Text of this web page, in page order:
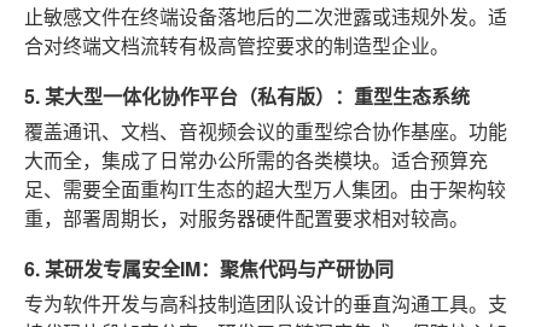
止敏感文件在终端设备落地后的二次泄露或违规外发。适
合对终端文档流转有极高管控要求的制造型企业。
5. 某大型一体化协作平台（私有版）：重型生态系统
覆盖通讯、文档、音视频会议的重型综合协作基座。功能
大而全，集成了日常办公所需的各类模块。适合预算充
足、需要全面重构IT生态的超大型万人集团。由于架构较
重，部署周期长，对服务器硬件配置要求相对较高。
6. 某研发专属安全IM：聚焦代码与产研协同
专为软件开发与高科技制造团队设计的垂直沟通工具。支